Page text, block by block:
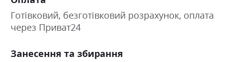
Готівковий, безготівковий розрахунок, оплата
через Приват24
Занесення та збирання